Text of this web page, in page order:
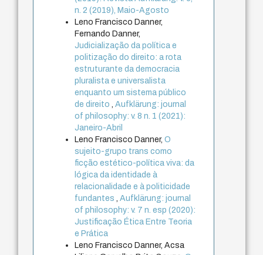
n. 2 (2019), Maio-Agosto
Leno Francisco Danner,
Fernando Danner,
Judicialização da política e
politização do direito: a rota
estruturante da democracia
pluralista e universalista
enquanto um sistema público
de direito,Aufklärung: journal
of philosophy: v. 8 n. 1 (2021):
Janeiro-Abril
Leno Francisco Danner,O
sujeito-grupo trans como
ficção estético-política viva: da
lógica da identidade à
relacionalidade e à politicidade
fundantes,Aufklärung: journal
of philosophy: v. 7 n. esp (2020):
Justificação Ética Entre Teoria
e Prática
Leno Francisco Danner, Acsa